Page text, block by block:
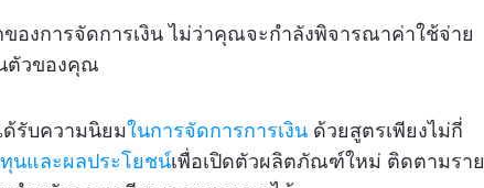
องการจัดการเงิน ไม่ว่าคุณจะกำลังพิจารณาค่าใช้จ่าย
ตัวของคุณ
ด้รับความนิยมในการจัดการการเงิน ด้วยสูตรเพียงไม่กี่
นและผลประโยชน์เพื่อเปิดตัวผลิตภัณฑ์ใหม่ ติดตามราย